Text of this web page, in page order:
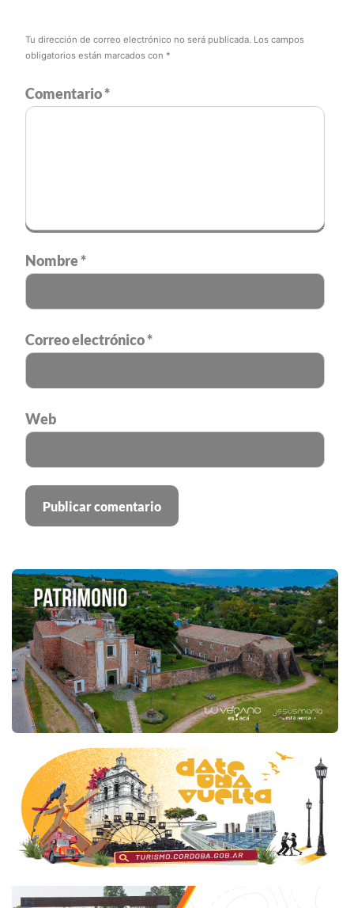
Tu dirección de correo electrónico no será publicada. Los campos
obligatorios están marcados con *
Comentario*
Nombre*
Correo electrónico*
Web